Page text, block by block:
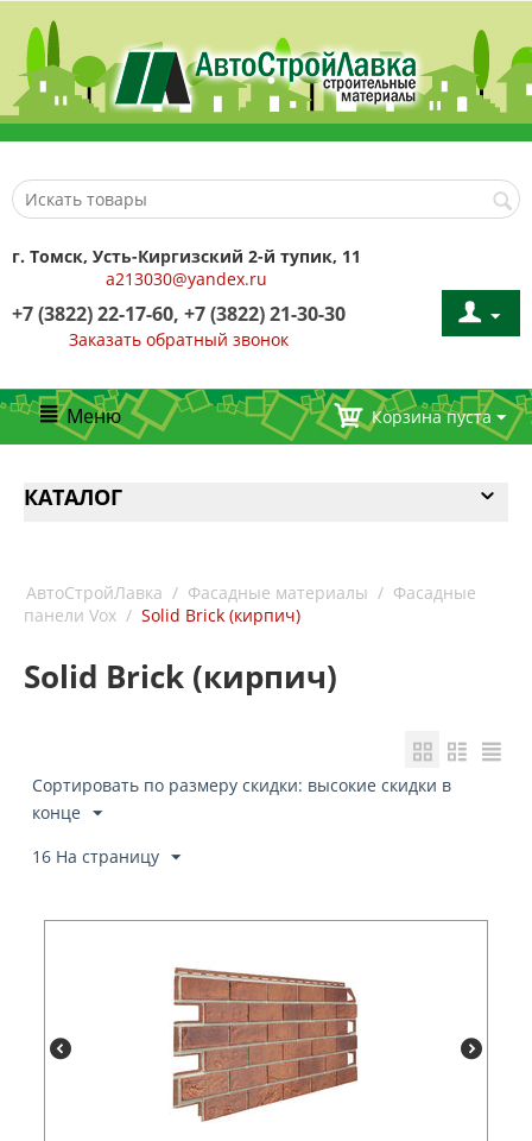
г. Томск, Усть-Киргизский 2-й тупик, 11
a213030@yandex.ru
+7 (3822) 22-17-60, +7 (3822) 21-30-30
Заказать обратный звонок
Меню Корзина пуста
КАТАЛОГ
АвтоСтройЛавка / Фасадные материалы / Фасадные
панели Vox / Solid Brick (кирпич)
Solid Brick (кирпич)
Сортировать по размеру скидки: высокие скидки в
конце
16 На страницу